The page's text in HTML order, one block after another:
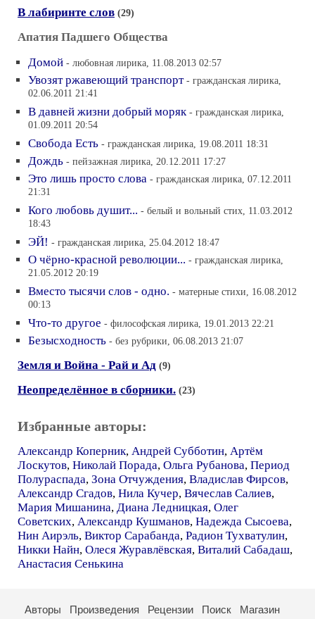
В лабиринте слов (29)
Апатия Падшего Общества
Домой - любовная лирика, 11.08.2013 02:57
Увозят ржавеющий транспорт - гражданская лирика,
02.06.2011 21:41
В давней жизни добрый моряк - гражданская лирика,
01.09.2011 20:54
Свобода Есть - гражданская лирика, 19.08.2011 18:31
Дождь - пейзажная лирика, 20.12.2011 17:27
Это лишь просто слова - гражданская лирика, 07.12.2011
21:31
Кого любовь душит... - белый и вольный стих, 11.03.2012
18:43
ЭЙ! - гражданская лирика, 25.04.2012 18:47
О чёрно-красной революции... - гражданская лирика,
21.05.2012 20:19
Вместо тысячи слов - одно. - матерные стихи, 16.08.2012
00:13
Что-то другое - философская лирика, 19.01.2013 22:21
Безысходность - без рубрики, 06.08.2013 21:07
Земля и Война - Рай и Ад (9)
Неопределённое в сборники. (23)
Избранные авторы:
Александр Коперник, Андрей Субботин, Артём
Лоскутов, Николай Порада, Ольга Рубанова, Период
Полураспада, Зона Отчуждения, Владислав Фирсов,
Александр Сгадов, Нила Кучер, Вячеслав Салиев,
Мария Мишанина, Диана Ледницкая, Олег
Советских, Александр Кушманов, Надежда Сысоева,
Нин Аирэль, Виктор Сарабанда, Радион Тухватулин,
Никки Найн, Олеся Журавлёвская, Виталий Сабадаш,
Анастасия Сенькина
Авторы Произведения Рецензии Поиск
Магазин